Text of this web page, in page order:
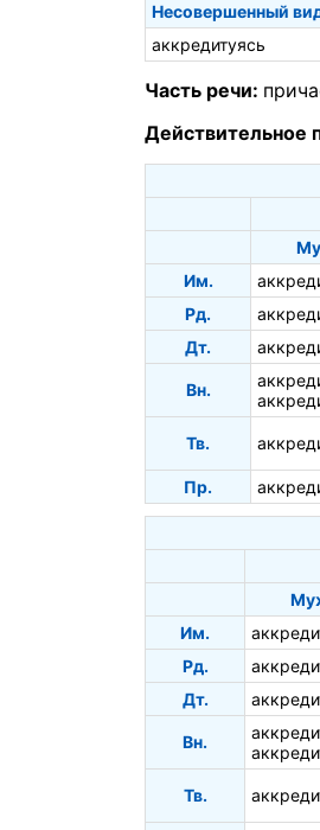
Несовершенный
аккредитуясь
Часть речи:
Действительное
Им.
Рд.
Дт.
Вн.
Тв.
Пр.
Им.
Рд.
Дт.
Вн.
Тв.